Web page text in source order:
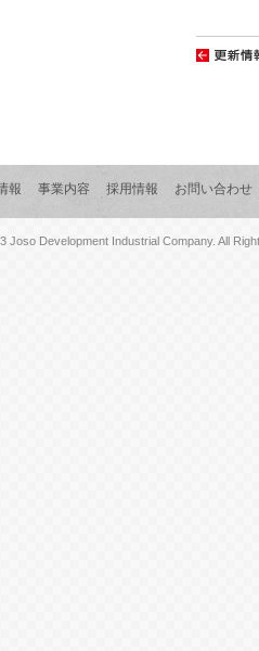
報 事業内容 採用情報 お問い合わせ
Joso Development Industrial Company. All